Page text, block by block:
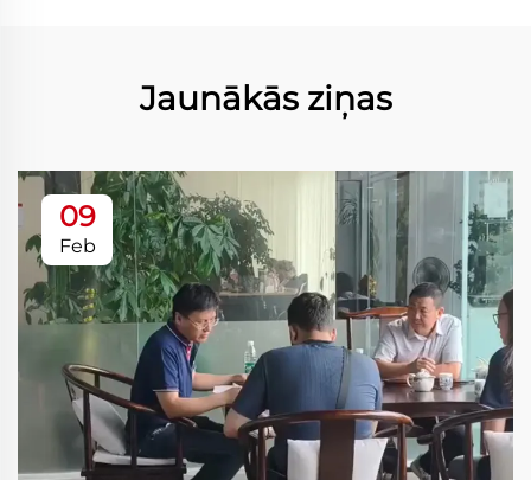
Jaunākās ziņas
09
Feb